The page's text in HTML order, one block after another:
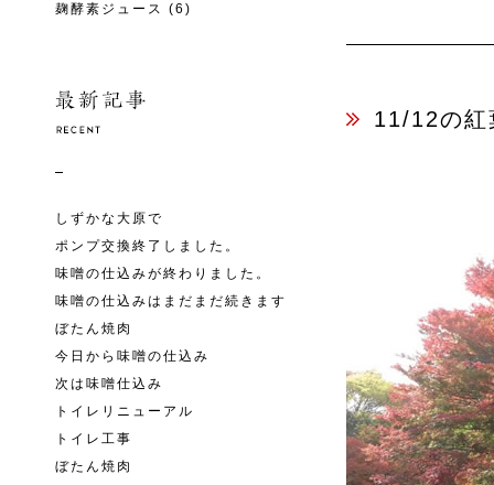
麹酵素ジュース (6)
しずかな大原で
ポンプ交換終了しました。
味噌の仕込みが終わりました。
味噌の仕込みはまだまだ続きます
ぼたん焼肉
今日から味噌の仕込み
次は味噌仕込み
トイレリニューアル
トイレ工事
ぼたん焼肉
11/12の紅